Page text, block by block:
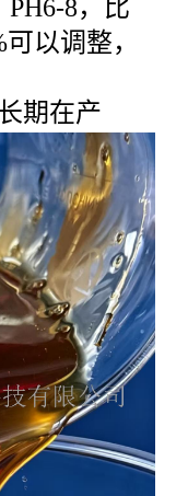
8，比
以调整，
期在产